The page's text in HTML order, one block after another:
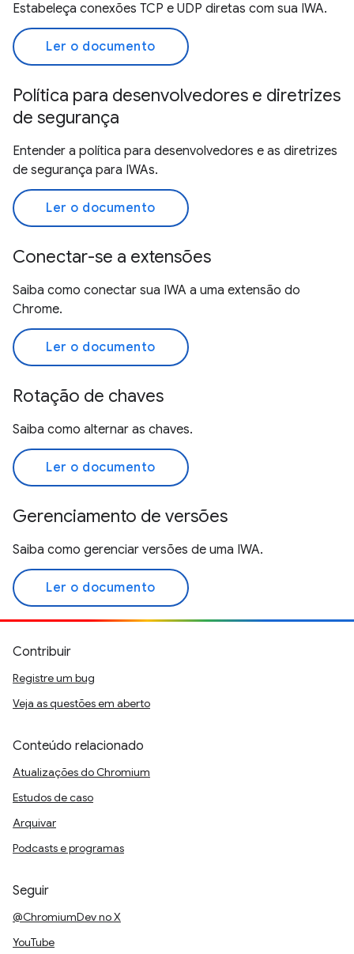
Estabeleça conexões TCP e UDP diretas com sua IWA.
Ler o documento
Política para desenvolvedores e diretrizes
de segurança
Entender a política para desenvolvedores e as diretrizes
de segurança para IWAs.
Ler o documento
Conectar-se a extensões
Saiba como conectar sua IWA a uma extensão do
Chrome.
Ler o documento
Rotação de chaves
Saiba como alternar as chaves.
Ler o documento
Gerenciamento de versões
Saiba como gerenciar versões de uma IWA.
Ler o documento
Contribuir
Registre um bug
Veja as questões em aberto
Conteúdo relacionado
Atualizações do Chromium
Estudos de caso
Arquivar
Podcasts e programas
Seguir
@ChromiumDev no X
YouTube